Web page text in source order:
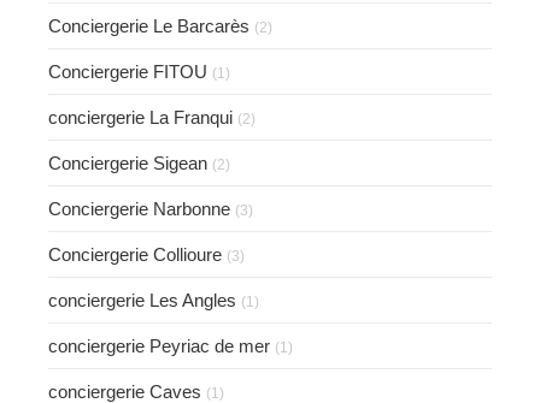
Conciergerie Le Barcarès (2)
Conciergerie FITOU (1)
conciergerie La Franqui (2)
Conciergerie Sigean (2)
Conciergerie Narbonne (3)
Conciergerie Collioure (3)
conciergerie Les Angles (1)
conciergerie Peyriac de mer (1)
conciergerie Caves (1)